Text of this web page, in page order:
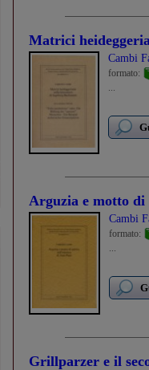
Matrici
Cambi
formato:
...
Arguzia e motto di
Cambi
formato:
...
Grillparzer e il